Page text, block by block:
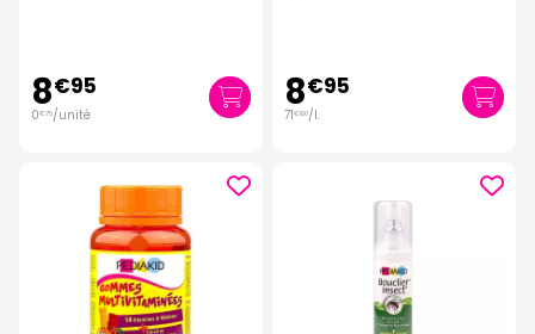
8€95
0€75/unité 8€95
71€60/l.